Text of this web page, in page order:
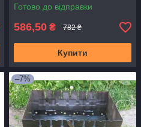
Готово до відправки
586,50 ₴ 782 ₴
Купити
–7%